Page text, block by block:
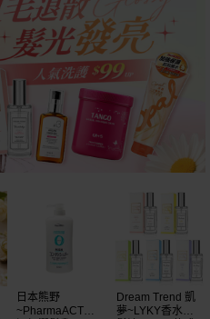
日本熊野
~PharmaACT無
Dream Trend 凱
夢~LYKY香水護